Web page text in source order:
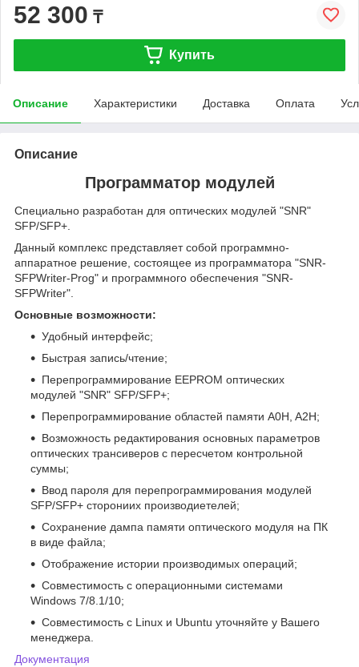
52 300 ₸
Купить
Описание Характеристики Доставка Оплата
Описание
Программатор модулей
Специально разработан для оптических модулей "SNR"
SFP/SFP+.
Данный комплекс представляет собой программно-
аппаратное решение, состоящее из программатора "SNR-
SFPWriter-Prog" и программного обеспечения "SNR-
SFPWriter".
Основные возможности:
Удобный интерфейс;
Быстрая запись/чтение;
Перепрограммирование EEPROM оптических
модулей "SNR" SFP/SFP+;
Перепрограммирование областей памяти A0H, A2H;
Возможность редактирования основных параметров
оптических трансиверов с пересчетом контрольной
суммы;
Ввод пароля для перепрограммирования модулей
SFP/SFP+ сторониих производиетелей;
Сохранение дампа памяти оптического модуля на ПК
в виде файла;
Отображение истории производимых операций;
Совместимость с операционными системами
Windows 7/8.1/10;
Совместимость с Linux и Ubuntu уточняйте у Вашего
менеджера.
Документация